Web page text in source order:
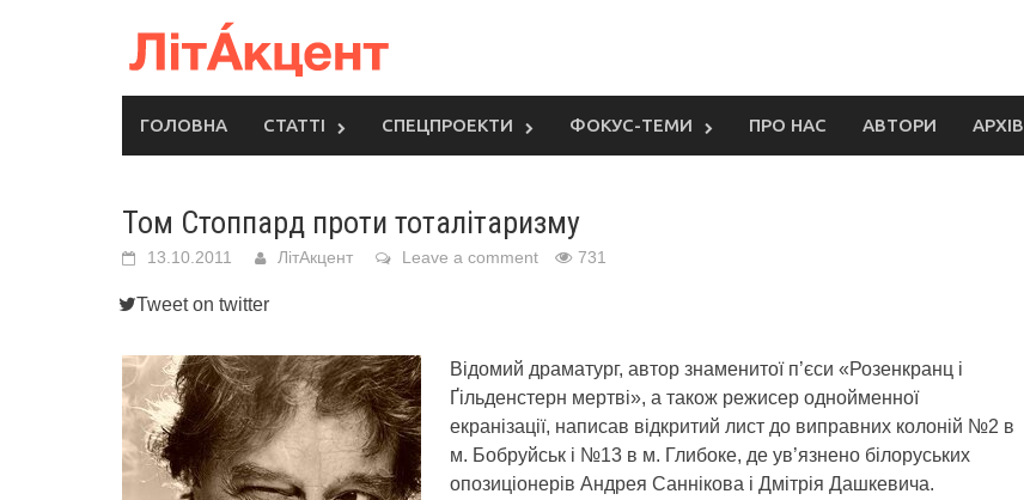
ГОЛОВНА СТАТТІ СПЕЦПРОЕКТИ ФОКУС-ТЕМИ ПРО НАС АВТОРИ АРХІВ
Том Стоппард проти тоталітаризму
13.10.2011 ЛітАкцент Leave a comment 731
Tweet on twitter
Відомий драматург, автор знаменитої п’єси «Розенкранц і
Ґільденстерн мертві», а також режисер однойменної
екранізації, написав відкритий лист до виправних колоній №2 в
м. Бобруйськ і №13 в м. Глибоке, де ув’язнено білоруських
опозиціонерів Андрея Саннікова і Дмітрія Дашкевича.